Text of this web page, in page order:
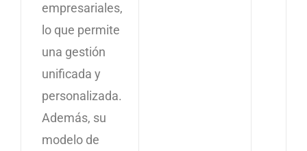
empresariales,
lo que permite
una gestión
unificada y
personalizada.
Además, su
modelo de